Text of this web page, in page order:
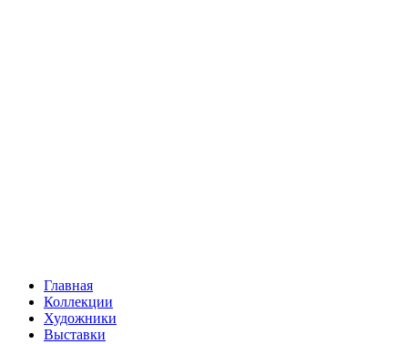
Главная
Коллекции
Художники
Выставки